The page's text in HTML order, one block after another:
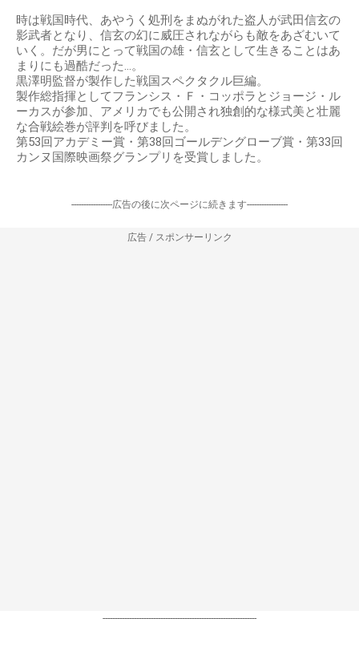
時は戦国時代、あやうく処刑をまぬがれた盗人が武田信玄の
影武者となり、信玄の幻に威圧されながらも敵をあざむいて
いく。だが男にとって戦国の雄・信玄として生きることはあ
まりにも過酷だった…。
黒澤明監督が製作した戦国スペクタクル巨編。
製作総指揮としてフランシス・Ｆ・コッポラとジョージ・ル
ーカスが参加、アメリカでも公開され独創的な様式美と壮麗
な合戦絵巻が評判を呼びました。
第53回アカデミー賞・第38回ゴールデングローブ賞・第33回
カンヌ国際映画祭グランプリを受賞しました。
-----------------広告の後に次ページに続きます-----------------
広告 / スポンサーリンク
----------------------------------------------------------------